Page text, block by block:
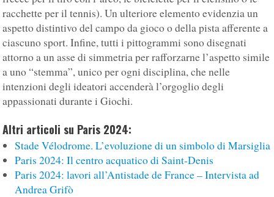
racchette per il tennis). Un ulteriore elemento evidenzia un
aspetto distintivo del campo da gioco o della pista afferente a
ciascuno sport. Infine, tutti i pittogrammi sono disegnati
attorno a un asse di simmetria per rafforzarne l’aspetto simile
a uno “stemma”, unico per ogni disciplina, che nelle
intenzioni degli ideatori accenderà l’orgoglio degli
appassionati durante i Giochi.
Altri articoli su Paris 2024:
Stade Vélodrome. L’evoluzione di un simbolo di Marsiglia
Paris 2024: Il centro acquatico di Saint-Denis
Paris 2024: lavori all’Antistade de France – Intervista ad
Andrea Grifò